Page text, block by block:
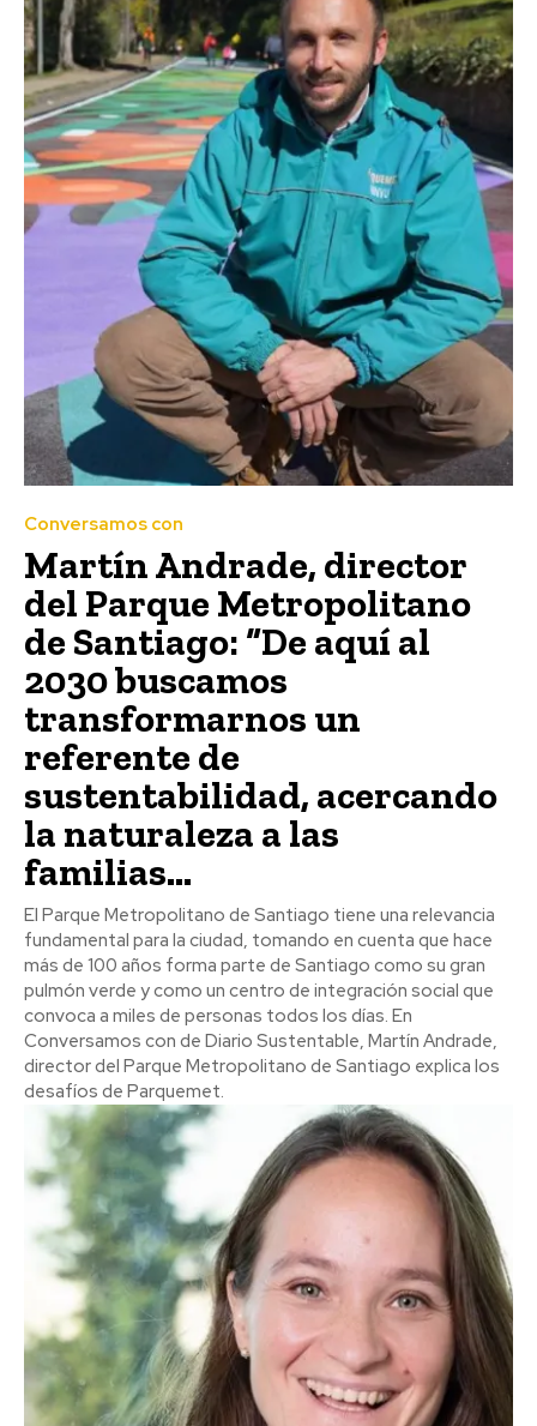
Conversamos con
Martín Andrade, director
del Parque Metropolitano
de Santiago: “De aquí al
2030 buscamos
transformarnos un
referente de
sustentabilidad, acercando
la naturaleza a las
familias...
El Parque Metropolitano de Santiago tiene una relevancia
fundamental para la ciudad, tomando en cuenta que hace
más de 100 años forma parte de Santiago como su gran
pulmón verde y como un centro de integración social que
convoca a miles de personas todos los días. En
Conversamos con de Diario Sustentable, Martín Andrade,
director del Parque Metropolitano de Santiago explica los
desafíos de Parquemet.